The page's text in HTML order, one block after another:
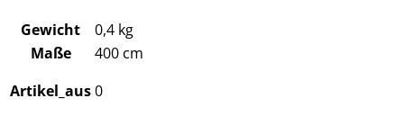
Gewicht
0,4 kg
Maße
400 cm
Artikel_aus0